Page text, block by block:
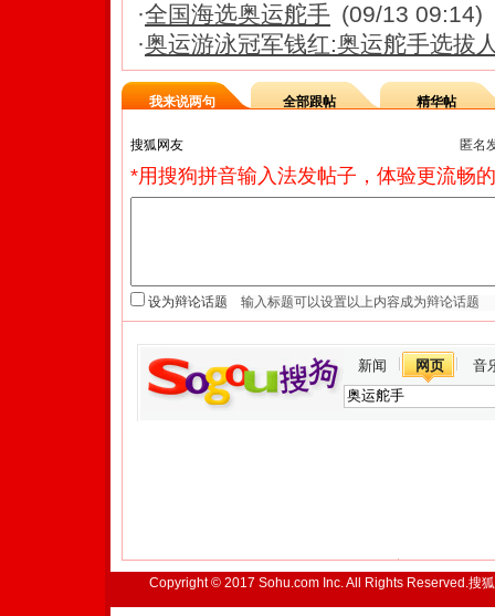
·全国海选奥运舵手 (09/13 09:14)
·奥运游泳冠军钱红:奥运舵手选拔
我来说两句 全部跟帖 精华帖
匿名
*用搜狗拼音输入法发帖子，体验更流畅
设为辩论话题
新闻 网页 音
Copyright © 2017 Sohu.com Inc. All Rights Reserved.搜